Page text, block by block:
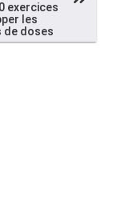
exercices
les
de doses